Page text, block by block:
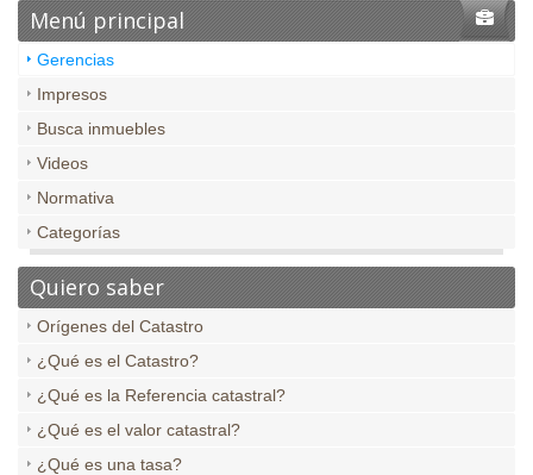
Menú principal
Gerencias
Impresos
Busca inmuebles
Videos
Normativa
Categorías
Quiero saber
Orígenes del Catastro
¿Qué es el Catastro?
¿Qué es la Referencia catastral?
¿Qué es el valor catastral?
¿Qué es una tasa?